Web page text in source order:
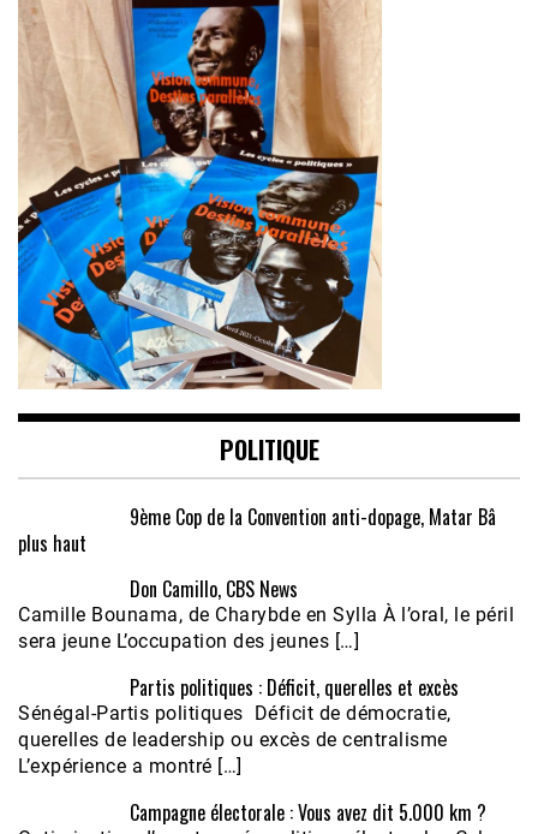
POLITIQUE
9ème Cop de la Convention anti-dopage, Matar Bâ
plus haut
Don Camillo, CBS News
Camille Bounama, de Charybde en Sylla À l’oral, le péril
sera jeune L’occupation des jeunes […]
Partis politiques : Déficit, querelles et excès
Sénégal-Partis politiques Déficit de démocratie,
querelles de leadership ou excès de centralisme
L’expérience a montré […]
Campagne électorale : Vous avez dit 5.000 km ?